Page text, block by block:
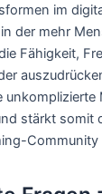
im
der mehr
Fähigkeit,
stärkt somit
Community